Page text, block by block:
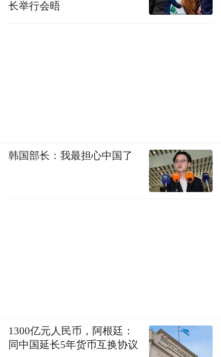
长举行会晤
韩国部长：我最担心中国了
1300亿元人民币，阿根廷：
同中国延长5年货币互换协议